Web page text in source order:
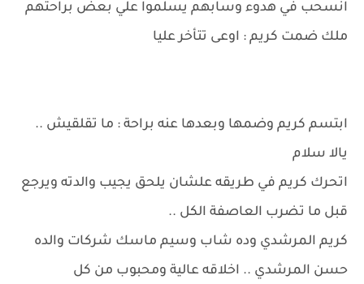
انسحب في هدوء وسابهم يسلموا علي بعض براحتهم
ملك ضمت كريم : اوعى تتأخر عليا
ابتسم كريم وضمها وبعدها عنه براحة : ما تقلقيش ..
يالا سلام
اتحرك كريم في طريقه علشان يلحق يجيب والدته ويرجع
قبل ما تضرب العاصفة الكل ..
كريم المرشدي وده شاب وسيم ماسك شركات والده
حسن المرشدي .. اخلاقه عالية ومحبوب من كل